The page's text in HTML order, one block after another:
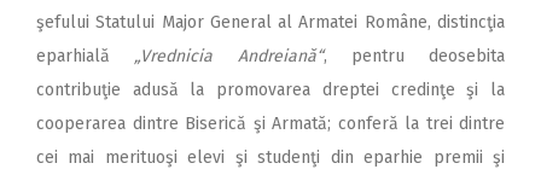
şefului Statului Major General al Armatei Române, distincţia
eparhială „Vrednicia Andreiană“, pentru deosebita
contribuţie adusă la promovarea dreptei credinţe şi la
cooperarea dintre Biserică şi Armată; conferă la trei dintre
cei mai merituoşi elevi şi studenţi din eparhie premii şi